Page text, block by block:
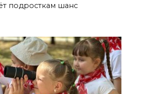
подросткам шанс